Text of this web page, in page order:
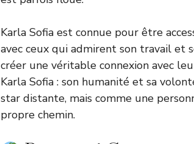
Karla Sofia est connue pour être
avec ceux qui admirent son travail et
créer une véritable connexion avec
Karla Sofia : son humanité et sa
star distante, mais comme une
propre chemin.